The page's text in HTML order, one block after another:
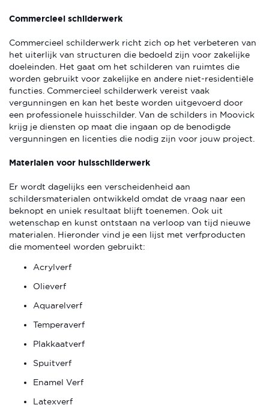
Commercieel schilderwerk
Commercieel schilderwerk richt zich op het verbeteren van
het uiterlijk van structuren die bedoeld zijn voor zakelijke
doeleinden. Het gaat om het schilderen van ruimtes die
worden gebruikt voor zakelijke en andere niet-residentiële
functies. Commercieel schilderwerk vereist vaak
vergunningen en kan het beste worden uitgevoerd door
een professionele huisschilder. Van de schilders in Moovick
krijg je diensten op maat die ingaan op de benodigde
vergunningen en licenties die nodig zijn voor jouw project.
Materialen voor huisschilderwerk
Er wordt dagelijks een verscheidenheid aan
schildersmaterialen ontwikkeld omdat de vraag naar een
beknopt en uniek resultaat blijft toenemen. Ook uit
wetenschap en kunst ontstaan na verloop van tijd nieuwe
materialen. Hieronder vind je een lijst met verfproducten
die momenteel worden gebruikt:
Acrylverf
Olieverf
Aquarelverf
Temperaverf
Plakkaatverf
Spuitverf
Enamel Verf
Latexverf